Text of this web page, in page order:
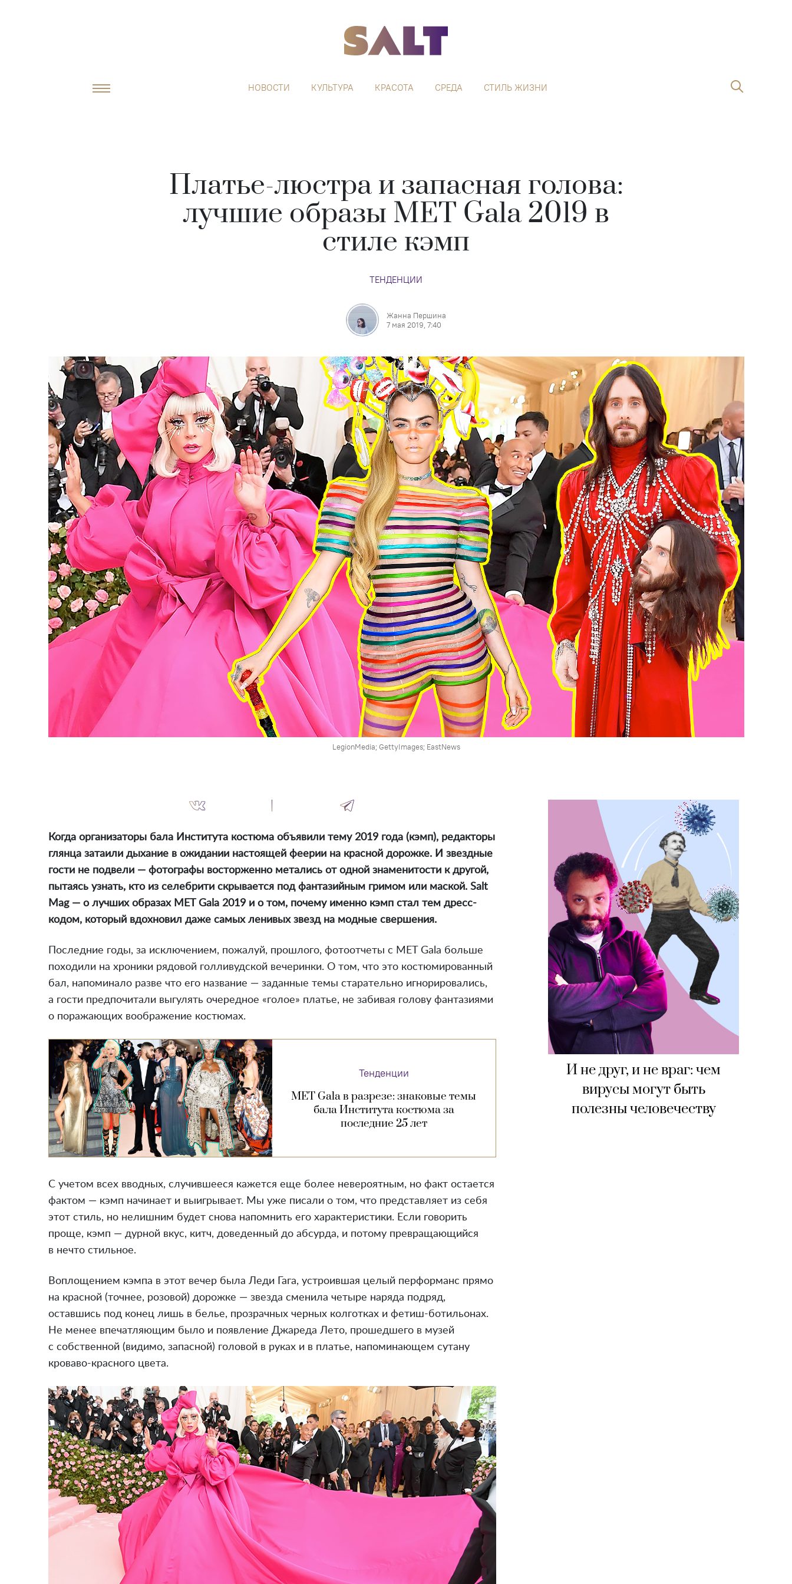
НОВОСТИ КУЛЬТУРА КРАСОТА СРЕДА СТИЛЬ ЖИЗНИ
Платье-люстра и запасная голова:
лучшие образы MET Gala 2019 в
стиле кэмп
ТЕНДЕНЦИИ
Жанна Першина
7 мая 2019, 7:40
LegionMedia; GettyImages; EastNews
И не друг, и не враг: чем
вирусы могут быть
полезны человечеству
Когда организаторы бала Института костюма объявили тему 2019 года (кэмп), редакторы
глянца затаили дыхание в ожидании настоящей феерии на красной дорожке. И звездные
гости не подвели — фотографы восторженно метались от одной знаменитости к другой,
пытаясь узнать, кто из селебрити скрывается под фантазийным гримом или маской. Salt
Mag — о лучших образах MET Gala 2019 и о том, почему именно кэмп стал тем дресс-
кодом, который вдохновил даже самых ленивых звезд на модные свершения.
Последние годы, за исключением, пожалуй, прошлого, фотоотчеты с MET Gala больше
походили на хроники рядовой голливудской вечеринки. О том, что это костюмированный
бал, напоминало разве что его название — заданные темы старательно игнорировались,
а гости предпочитали выгулять очередное «голое» платье, не забивая голову фантазиями
о поражающих воображение костюмах.
Тенденции
MET Gala в разрезе: знаковые темы
бала Института костюма за
последние 25 лет
С учетом всех вводных, случившееся кажется еще более невероятным, но факт остается
фактом — кэмп начинает и выигрывает. Мы уже писали о том, что представляет из себя
этот стиль, но нелишним будет снова напомнить его характеристики. Если говорить
проще, кэмп — дурной вкус, китч, доведенный до абсурда, и потому превращающийся
в нечто стильное.
Воплощением кэмпа в этот вечер была Леди Гага, устроившая целый перформанс прямо
на красной (точнее, розовой) дорожке — звезда сменила четыре наряда подряд,
оставшись под конец лишь в белье, прозрачных черных колготках и фетиш-ботильонах.
Не менее впечатляющим было и появление Джареда Лето, прошедшего в музей
с собственной (видимо, запасной) головой в руках и в платье, напоминающем сутану
кроваво-красного цвета.